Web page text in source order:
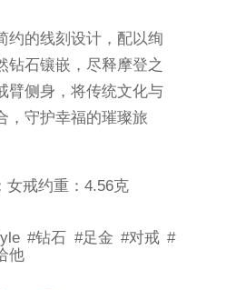
约的线刻设计，配以绚
钻石镶嵌，尽释摩登之
臂侧身，将传统文化与
，守护幸福的璀璨旅
女戒约重：4.56克
#钻石 #足金 #对戒 #
他